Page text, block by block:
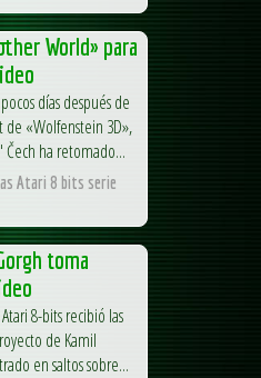
World» para
días después de
de «Wolfenstein 3D»,
ha retomado...
Atari 8 bits serie
toma
8-bits recibió las
de Kamil
en saltos sobre...